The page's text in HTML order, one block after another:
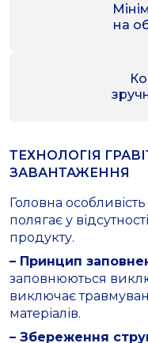
на
ТЕХНОЛОГІЯ
ЗАВАНТАЖЕННЯ
Головна
полягає у
продукту.
– Принцип
заповнюються
виключає
матеріалів.
– Збереження